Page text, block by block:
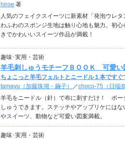
hiroe 著
人気のフェイクスイーツに新素材「発泡ウレ
わふわのスポンジ生地は触り心地も魅力。初
きでかわいいスイーツ作品が満載！
趣味･実用・芸術
羊毛刺しゅうモチーフＢＯＯＫ 可愛い
ちょこっと羊毛フェルトとニードル１本ですぐ
tamayu（加藤珠湖・繭子）
／choco-75（日端
羊毛をニードル（針）で布に刺すだけ！ ポー
しゅうできます。ステッチやアップリケには
やスイーツ、動物など可愛い図案満載。
趣味･実用・芸術